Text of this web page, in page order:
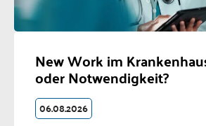
New Work im
oder Notwendigkeit?
06.08.2026